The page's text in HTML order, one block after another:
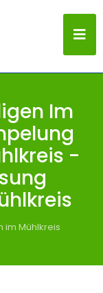
Im
-
im Mühlkreis